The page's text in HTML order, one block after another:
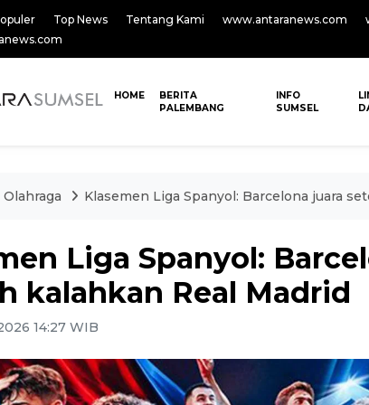
Top News Tentang Kami www.antaranews.com
HOME
BERITA
PALEMBANG
INFO
SUMSEL
Olahraga Klasemen Liga Spanyol: Barcelona juara
Liga Spanyol:
kalahkan Real Madrid
14:27 WIB